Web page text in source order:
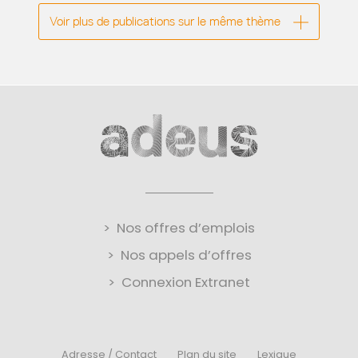
Voir plus de publications sur le même thème
Nos offres d’emplois
Nos appels d’offres
Connexion Extranet
Adresse / Contact Plan du site Lexique